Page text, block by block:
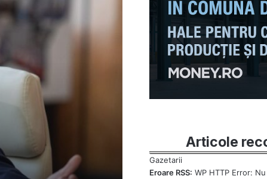
Articole
Eroare RSS: WP HTTP Error: